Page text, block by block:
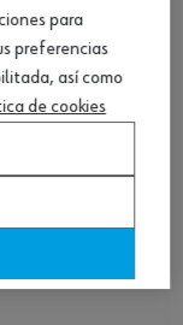
POWER
para
preferencias
así como
de cookies